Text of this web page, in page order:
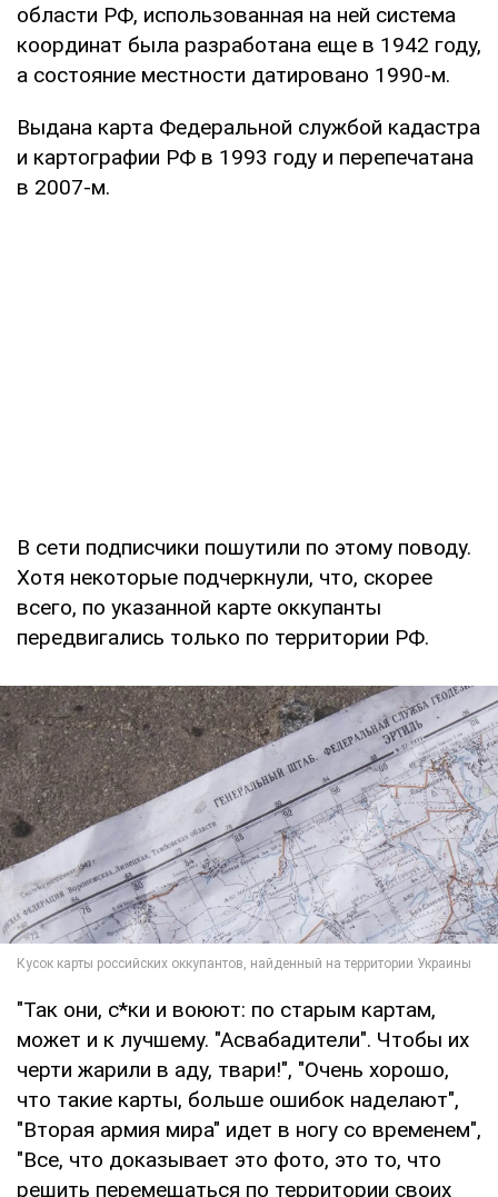
области РФ, использованная на ней система
координат была разработана еще в 1942 году,
а состояние местности датировано 1990-м.
Выдана карта Федеральной службой кадастра
и картографии РФ в 1993 году и перепечатана
в 2007-м.
В сети подписчики пошутили по этому поводу.
Хотя некоторые подчеркнули, что, скорее
всего, по указанной карте оккупанты
передвигались только по территории РФ.
"Так они, с*ки и воюют: по старым картам,
может и к лучшему. "Асвабадители". Чтобы их
черти жарили в аду, твари!", "Очень хорошо,
что такие карты, больше ошибок наделают",
"Вторая армия мира" идет в ногу со временем",
"Все, что доказывает это фото, это то, что
решить перемещаться по территории своих